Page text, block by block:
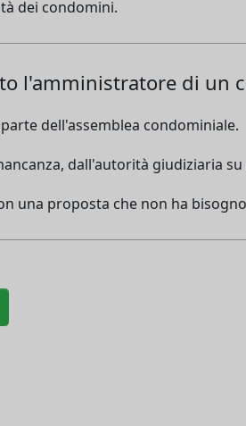
dei condomini.
l'amministratore di un
dell'assemblea condominiale.
dall'autorità giudiziaria
una proposta che non ha